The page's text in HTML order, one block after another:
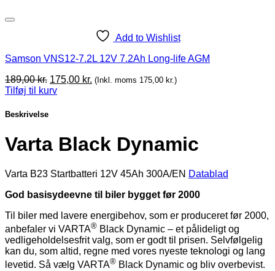
Add to Wishlist
Samson VNS12-7.2L 12V 7.2Ah Long-life AGM
189,00kr. Original
price
175,00 kr. Current
(Inkl. moms 175,00 kr.)
Tilføj til kurv
Beskrivelse
Varta Black Dynamic
Varta B23 Startbatteri 12V 45Ah 300A/EN Datablad
God basisydeevne til biler bygget før 2000
Til biler med lavere energibehov, som er produceret før 2000,
anbefaler vi VARTA® Black Dynamic – et pålideligt og
vedligeholdelsesfrit valg, som er godt til prisen. Selvfølgelig
kan du, som altid, regne med vores nyeste teknologi og lang
levetid. Så vælg VARTA® Black Dynamic og bliv overbevist.